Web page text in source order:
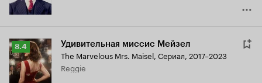
Рейтинг
Кинопоиска
8.4
8.4 Удивительная миссис Мейзел
The Marvelous Mrs. Maisel, Сериал, 2017–2023
Reggie